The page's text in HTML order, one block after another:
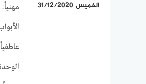
الخميس 31/12/2020